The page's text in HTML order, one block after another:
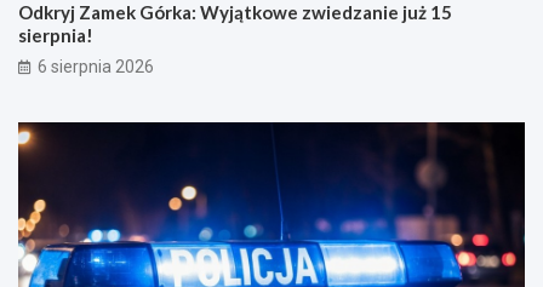
Odkryj Zamek Górka: Wyjątkowe zwiedzanie już 15
sierpnia!
6 sierpnia 2026